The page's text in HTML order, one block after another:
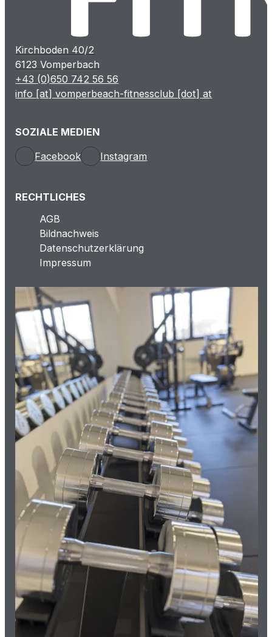
Kirchboden 40/2
6123 Vomperbach
+43 (0)650 742 56 56
info [at] vomperbeach-fitnessclub [dot] at
SOZIALE MEDIEN
Facebook
Instagram
RECHTLICHES
AGB
Bildnachweis
Datenschutzerklärung
Impressum